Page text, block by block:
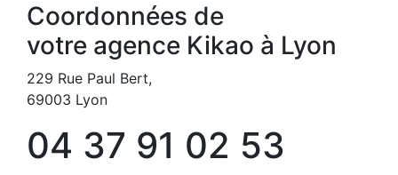
Coordonnées de
votre agence Kikao à Lyon
229 Rue Paul Bert,
69003 Lyon
04 37 91 02 53